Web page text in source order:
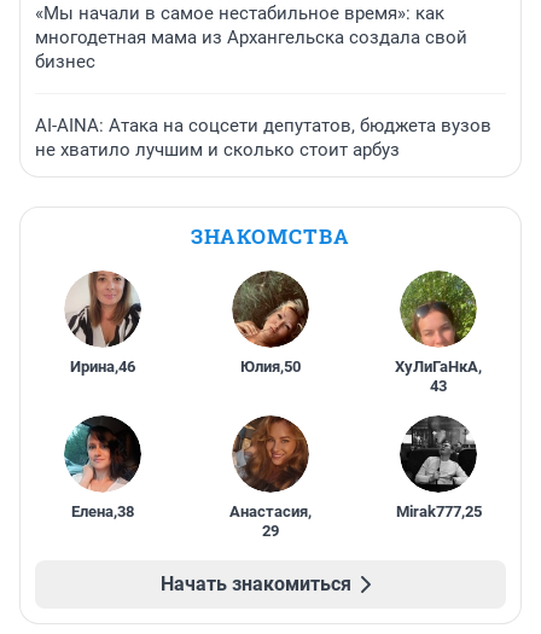
«Мы начали в самое нестабильное время»: как
многодетная мама из Архангельска создала свой
бизнес
AI-AINA: Атака на соцсети депутатов, бюджета вузов
не хватило лучшим и сколько стоит арбуз
ЗНАКОМСТВА
Ирина,46 Юлия,50 ХуЛиГаНкА,
43
Елена,38 Анастасия,
29
Mirak777,25
Начать знакомиться